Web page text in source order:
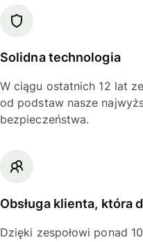
Solidna technologia
W ciągu ostatnich 12 lat
od podstaw nasze
bezpieczeństwa.
Obsługa klienta, która
Dzięki zespołowi ponad